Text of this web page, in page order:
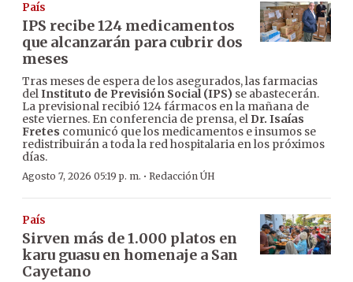
País
IPS recibe 124 medicamentos
que alcanzarán para cubrir dos
meses
Tras meses de espera de los asegurados, las farmacias
delInstituto de Previsión Social (IPS) se abastecerán.
La previsional recibió 124 fármacos en la mañana de
este viernes. En conferencia de prensa, el Dr. Isaías
Fretes comunicó que los medicamentos e insumos se
redistribuirán a toda la red hospitalaria en los próximos
días.
Agosto 7, 2026 05:19 p. m. · Redacción ÚH
País
Sirven más de 1.000 platos en
karu guasu en homenaje a San
Cayetano